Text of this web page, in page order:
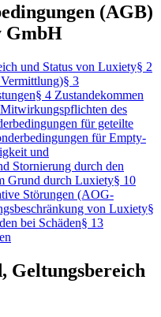
(AGB)
GmbH
und Status von Luxiety§ 2
§ 3
§ 4 Zustandekommen
des
für geteilte
für Empty-
und
Stornierung durch den
Grund durch Luxiety§ 10
Störungen (AOG-
von Luxiety§
bei Schäden§ 13
Geltungsbereich